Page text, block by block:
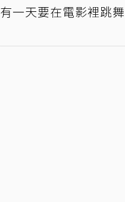
有一天要在電影裡跳